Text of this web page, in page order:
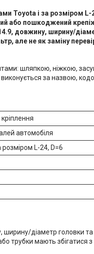
Toyota і за розміром L-
або пошкоджений
довжину, ширину/
але не як заміну
шляпкою, ніжкою,
за назвою,
автомобіля
L-24, D=6
ширину/діаметр головки
трубки мають збігатися